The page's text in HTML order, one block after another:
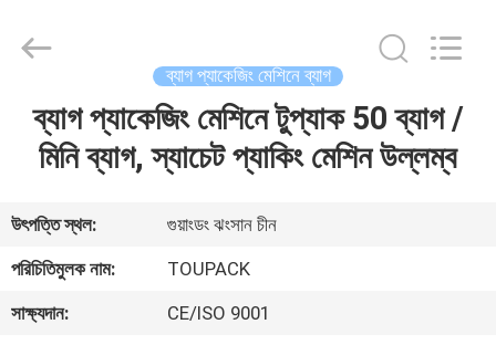
বাড়ি
আমাদের
সম্পর্কে
ব্যাগ প্যাকেজিং মেশিনে ব্যাগ
ব্যাগ প্যাকেজিং মেশিনে টুপ্যাক 50 ব্যাগ /
মিনি ব্যাগ, স্যাচেট প্যাকিং মেশিন উল্লম্ব
উৎপত্তি স্থল:
গুয়াংডং ঝংসান চীন
পরিচিতিমুলক নাম:
TOUPACK
সাক্ষ্যদান:
CE/ISO 9001